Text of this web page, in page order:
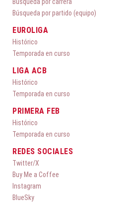
Búsqueda por partido (equipo)
EUROLIGA
Histórico
Temporada en curso
LIGA ACB
Histórico
Temporada en curso
PRIMERA FEB
Histórico
Temporada en curso
REDES SOCIALES
Twitter/X
Buy Me a Coffee
Instagram
BlueSky